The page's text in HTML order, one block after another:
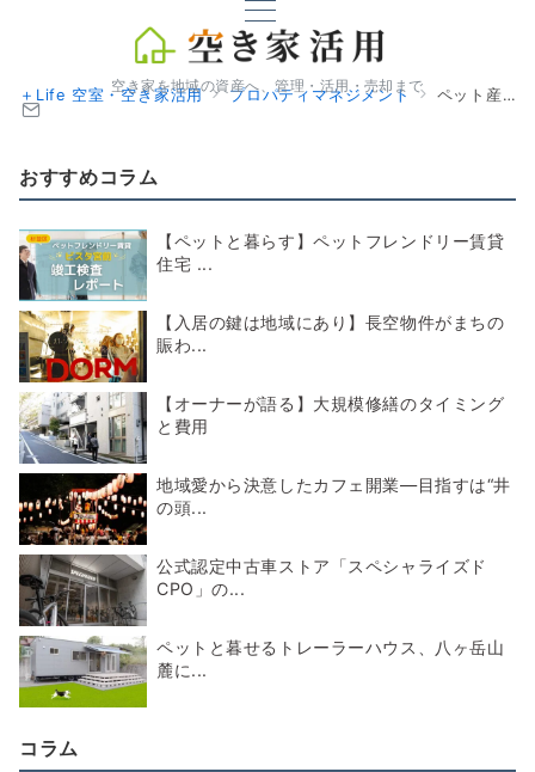
空き家を地域の資産へ、管理・活用・売却まで
＋Life 空室・空き家活用 プロパティマネジメント ペット産業
おすすめコラム
【ペットと暮らす】ペットフレンドリー賃貸
住宅 ...
【入居の鍵は地域にあり】長空物件がまちの
賑わ...
【オーナーが語る】大規模修繕のタイミング
と費用
地域愛から決意したカフェ開業―目指すは“井
の頭...
公式認定中古車ストア「スペシャライズド
CPO」の...
ペットと暮せるトレーラーハウス、八ヶ岳山
麓に...
コラム